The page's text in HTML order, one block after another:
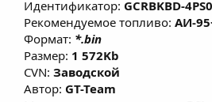
изменения достигнуты
тщательной
прошивок на реальных
Произведена настройка
топливоподачи, УОЗ,
Идентификатор: GCRBKBD-
Рекомендуемое топливо: АИ-
Формат: *.bin
Размер: 1 572Kb
CVN: Заводской
Автор: GT-Team